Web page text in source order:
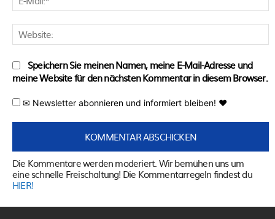
Speichern Sie meinen Namen, meine E-Mail-Adresse und
meine Website für den nächsten Kommentar in diesem Browser.
✉ Newsletter abonnieren und informiert bleiben! ♥
Die Kommentare werden moderiert. Wir bemühen uns um
eine schnelle Freischaltung! Die Kommentarregeln findest du
HIER!